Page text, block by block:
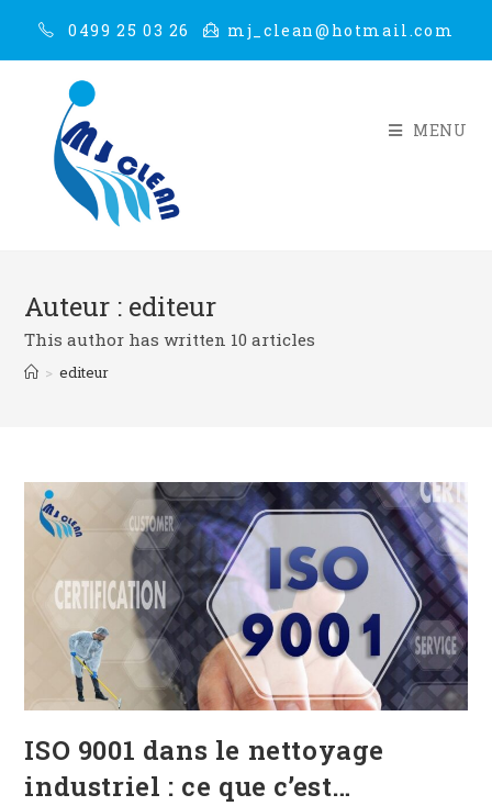
0499 25 03 26 mj_clean@hotmail.com
MENU
Auteur : editeur
This author has written 10 articles
> editeur
ISO 9001 dans le nettoyage
industriel : ce que c’est…